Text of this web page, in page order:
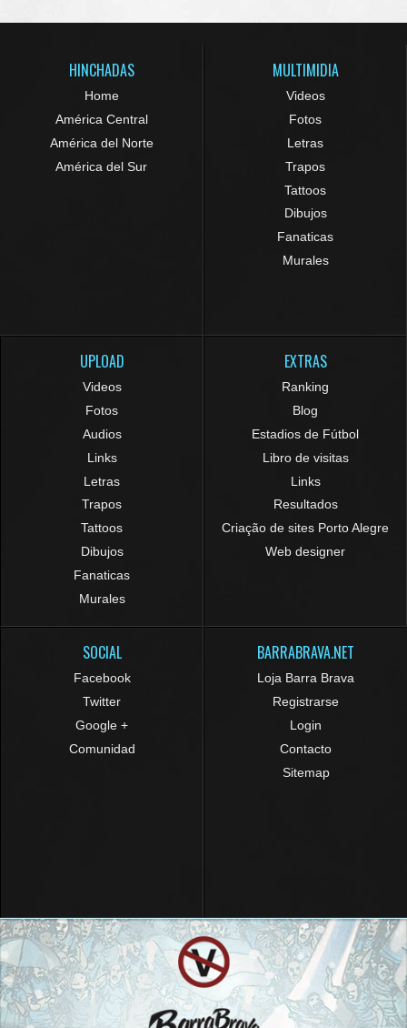
HINCHADAS
Home
América Central
América del Norte
América del Sur
MULTIMIDIA
Videos
Fotos
Letras
Trapos
Tattoos
Dibujos
Fanaticas
Murales
UPLOAD
Videos
Fotos
Audios
Links
Letras
Trapos
Tattoos
Dibujos
Fanaticas
Murales
EXTRAS
Ranking
Blog
Estadios de Fútbol
Libro de visitas
Links
Resultados
Criação de sites Porto Alegre
Web designer
SOCIAL
Facebook
Twitter
Google +
Comunidad
BARRABRAVA.NET
Loja Barra Brava
Registrarse
Login
Contacto
Sitemap